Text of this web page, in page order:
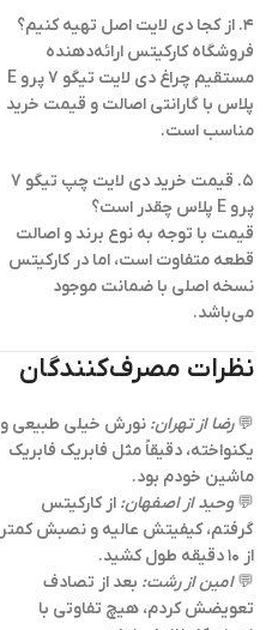
۴. از کجا دی لایت اصل تهیه کنیم؟
فروشگاه کارکیتس ارائه‌دهنده
مستقیم
چراغ دی لایت تیگو 7 پرو E
پلاس با گارانتی اصالت و قیمت خرید
مناسب است.
۵. قیمت خرید دی لایت چپ تیگو 7
پرو E پلاس چقدر است؟
قیمت با توجه به نوع برند و اصالت
قطعه متفاوت است، اما در کارکیتس
نسخه اصلی با ضمانت موجود
می‌باشد.
نظرات مصرف‌کنندگان
💬رضا از تهران: نورش خیلی طبیعی و
یکنواخته، دقیقاً مثل فابریک فابریک
ماشین خودم بود.
💬وحید از اصفهان: از کارکیتس
گرفتم، کیفیتش عالیه و نصبش کمتر
از ۱۰ دقیقه طول کشید.
💬امین از رشت: بعد از تصادف
تعویضش کردم، هیچ تفاوتی با